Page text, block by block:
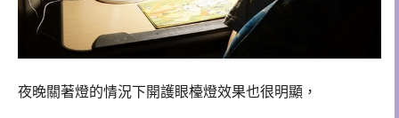
夜晚關著燈的情況下開護眼檯燈效果也很明顯，